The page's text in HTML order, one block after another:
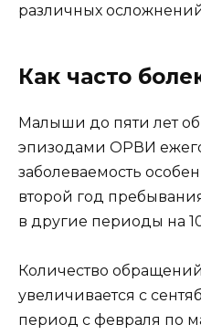
различных
Как часто
Малыши до пяти лет
эпизодами ОРВИ
заболеваемость
второй год
в другие периоды на
Количество
увеличивается с
период с февраля по